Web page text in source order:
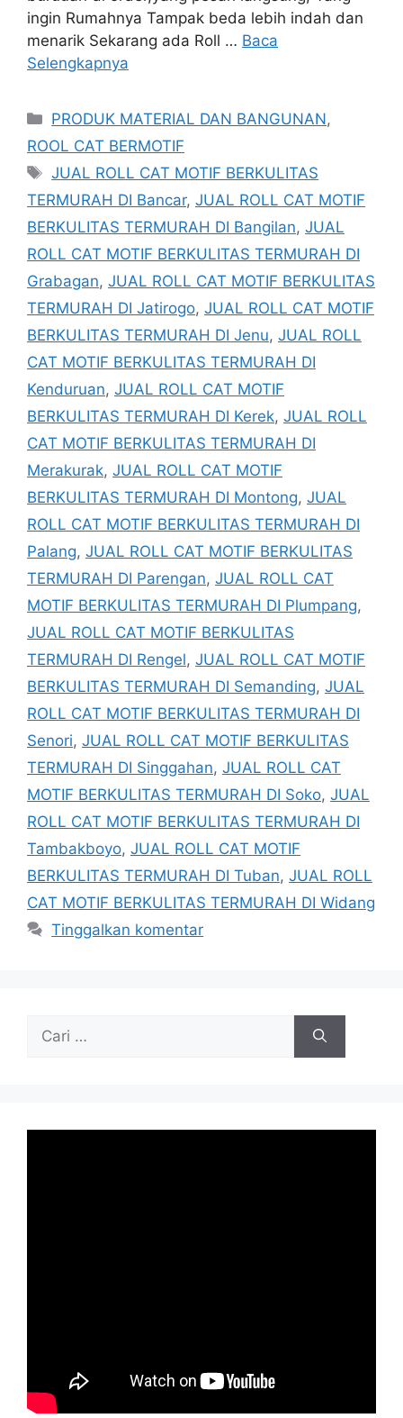
ingin Rumahnya Tampak beda lebih indah dan
menarik Sekarang ada Roll … Baca
Selengkapnya
Kategori
PRODUK MATERIAL DAN BANGUNAN,
ROOL CAT BERMOTIF
Tag
JUAL ROLL CAT MOTIF BERKULITAS
TERMURAH DI Bancar, JUAL ROLL CAT MOTIF
BERKULITAS TERMURAH DI Bangilan, JUAL
ROLL CAT MOTIF BERKULITAS TERMURAH DI
Grabagan, JUAL ROLL CAT MOTIF BERKULITAS
TERMURAH DI Jatirogo, JUAL ROLL CAT MOTIF
BERKULITAS TERMURAH DI Jenu, JUAL ROLL
CAT MOTIF BERKULITAS TERMURAH DI
Kenduruan, JUAL ROLL CAT MOTIF
BERKULITAS TERMURAH DI Kerek, JUAL ROLL
CAT MOTIF BERKULITAS TERMURAH DI
Merakurak, JUAL ROLL CAT MOTIF
BERKULITAS TERMURAH DI Montong, JUAL
ROLL CAT MOTIF BERKULITAS TERMURAH DI
Palang, JUAL ROLL CAT MOTIF BERKULITAS
TERMURAH DI Parengan, JUAL ROLL CAT
MOTIF BERKULITAS TERMURAH DI Plumpang,
JUAL ROLL CAT MOTIF BERKULITAS
TERMURAH DI Rengel, JUAL ROLL CAT MOTIF
BERKULITAS TERMURAH DI Semanding, JUAL
ROLL CAT MOTIF BERKULITAS TERMURAH DI
Senori, JUAL ROLL CAT MOTIF BERKULITAS
TERMURAH DI Singgahan, JUAL ROLL CAT
MOTIF BERKULITAS TERMURAH DI Soko, JUAL
ROLL CAT MOTIF BERKULITAS TERMURAH DI
Tambakboyo, JUAL ROLL CAT MOTIF
BERKULITAS TERMURAH DI Tuban, JUAL ROLL
CAT MOTIF BERKULITAS TERMURAH DI Widang
Tinggalkan komentar
untuk: